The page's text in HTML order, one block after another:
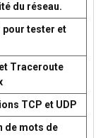
du réseau.
pour tester et
Traceroute
TCP et UDP
de mots de